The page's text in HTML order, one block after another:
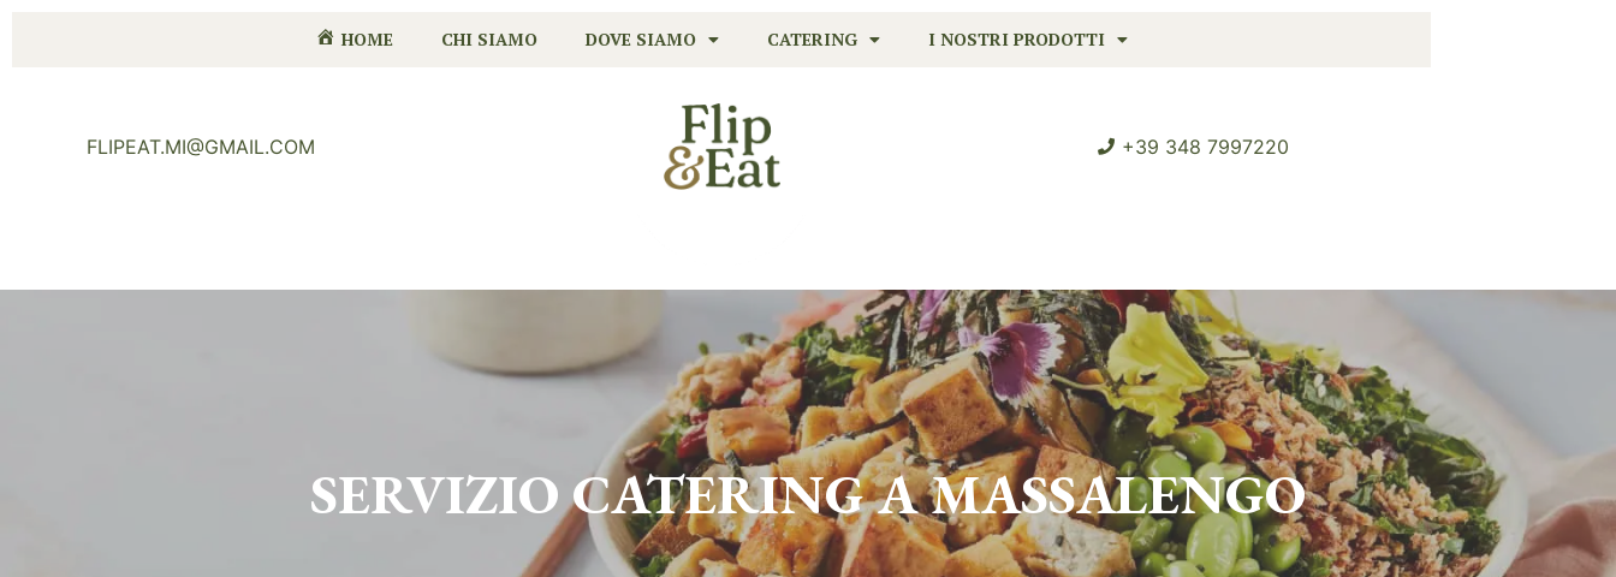
HOME CHI SIAMO DOVE SIAMO CATERING I NOSTRI PRODOTTI
FLIPEAT.MI@GMAIL.COM +39 348 7997220
SERVIZIO CATERING AMASSALENGO